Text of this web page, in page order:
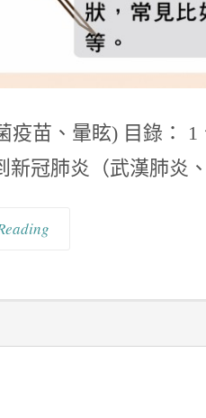
疫苗、暈眩) 目錄： 1
新冠肺炎（武漢肺炎